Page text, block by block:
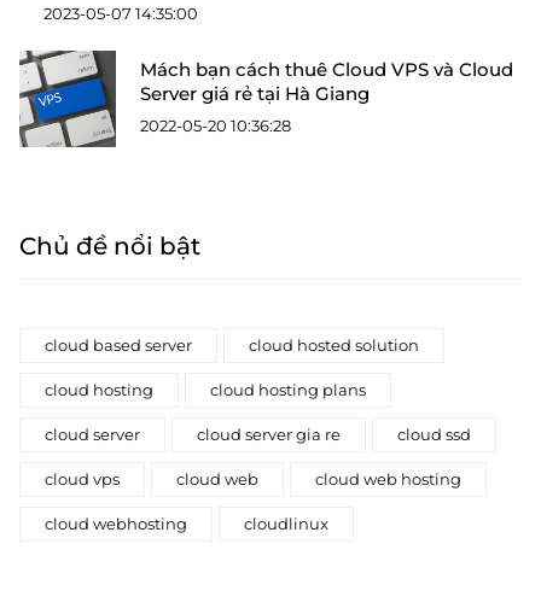
2023-05-07 14:35:00
Mách bạn cách thuê Cloud VPS và Cloud
Server giá rẻ tại Hà Giang
2022-05-20 10:36:28
Chủ đề nổi bật
cloud based server cloud hosted solution
cloud hosting cloud hosting plans
cloud server cloud server gia re cloud ssd
cloud vps cloud web cloud web hosting
cloud webhosting cloudlinux